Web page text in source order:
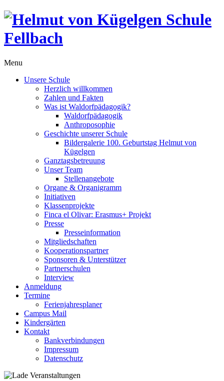
Menu
Unsere Schule
Herzlich willkommen
Zahlen und Fakten
Was ist Waldorfpädagogik?
Waldorfpädagogik
Anthroposophie
Geschichte unserer Schule
Bildergalerie 100. Geburtstag Helmut von
Kügelgen
Ganztagsbetreuung
Unser Team
Stellenangebote
Organe & Organigramm
Initiativen
Klassenprojekte
Finca el Olivar: Erasmus+ Projekt
Presse
Presseinformation
Mitgliedschaften
Kooperationspartner
Sponsoren & Unterstützer
Partnerschulen
Interview
Anmeldung
Termine
Ferienjahresplaner
Campus Mail
Kindergärten
Kontakt
Bankverbindungen
Impressum
Datenschutz